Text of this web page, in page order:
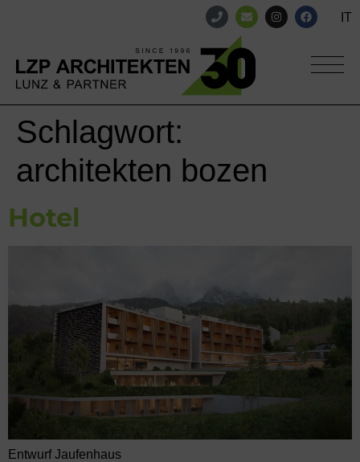
IT
Schlagwort:
architekten bozen
Hotel
Entwurf Jaufenhaus